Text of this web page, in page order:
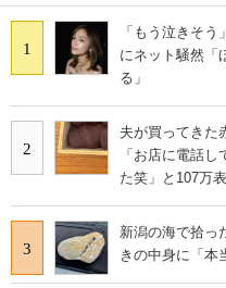
1
「もう泣きそ
にネット騒然「
る」
2
夫が買ってき
「お店に電話
た笑」と107万
3
新潟の海で拾
きの中身に「本